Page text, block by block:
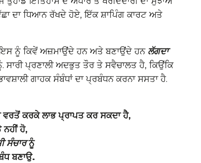
ਦਾ ਧਿਆਨ ਰੱਖਦੇ ਹੋਏ, ਇੱਕ ਸ਼ਾਪਿੰਗ ਕਾਰਟ ਅਤੇ
ਨੂੰ ਕਿਵੇਂ ਅਜ਼ਮਾਉਂਦੇ ਹਨ ਅਤੇ ਬਣਾਉਂਦੇ ਹਨ ਲੱਗਦਾ
ਪ੍ਰਣਾਲੀ ਅਦਭੁਤ ਤੌਰ ਤੇ ਸਵੈਚਾਲਤ ਹੈ, ਕਿਉਂਕਿ
ਗਾਹਕ ਸੰਬੰਧਾਂ ਦਾ ਪ੍ਰਬੰਧਨ ਕਰਨਾ ਸਸਤਾ ਹੈ.
ਕਰਕੇ ਲਾਭ ਪ੍ਰਾਪਤ ਕਰ ਸਕਦਾ ਹੈ,
ਹੋ,
ਸੰਚਾਰਨੂੰ
ਬਣਾਉ.